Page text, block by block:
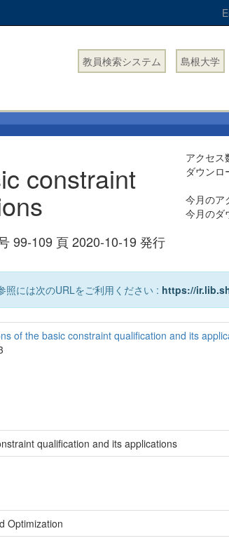
教員検索システム 島根大学
constraint
99-109 頁 2020-10-19 発行
アクセ
ダウン
今月の
今月の
照には次のURLをご利用ください : https://
of the basic constraint qualification and its
qualification and its applications
Optimization